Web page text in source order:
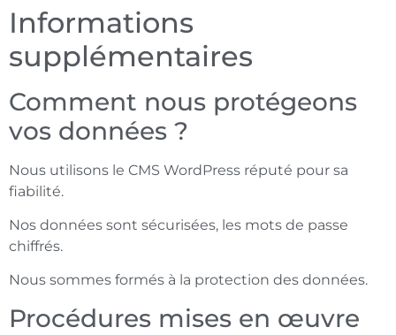
Informations
supplémentaires
Comment nous protégeons
vos données ?
Nous utilisons le CMS WordPress réputé pour sa
fiabilité.
Nos données sont sécurisées, les mots de passe
chiffrés.
Nous sommes formés à la protection des données.
Procédures mises en œuvre